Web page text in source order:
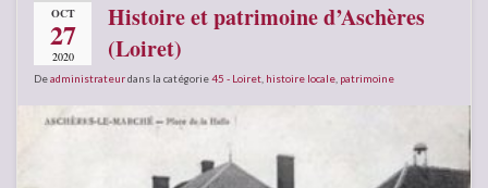
OCT
27
2020
Histoire et patrimoine d’Aschères
(Loiret)
Deadministrateurdans la catégorie45 - Loiret histoire locale patrimoine